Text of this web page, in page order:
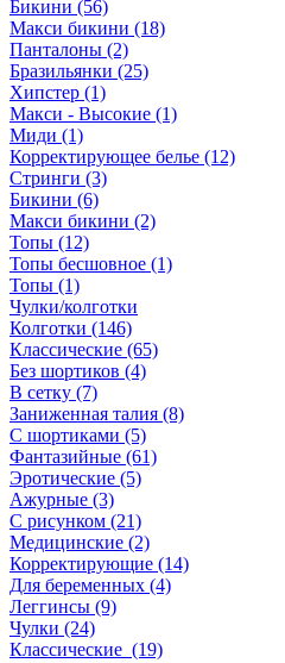
Бикини (56)
Макси бикини (18)
Панталоны (2)
Бразильянки (25)
Хипстер (1)
Макси - Высокие (1)
Миди (1)
Корректирующее белье (12)
Стринги (3)
Бикини (6)
Макси бикини (2)
Топы (12)
Топы бесшовное (1)
Топы (1)
Чулки/колготки
Колготки (146)
Классические (65)
Без шортиков (4)
В сетку (7)
Заниженная талия (8)
C шортиками (5)
Фантазийные (61)
Эротические (5)
Ажурные (3)
С рисунком (21)
Медицинские (2)
Корректирующие (14)
Для беременных (4)
Леггинсы (9)
Чулки (24)
Классические (19)